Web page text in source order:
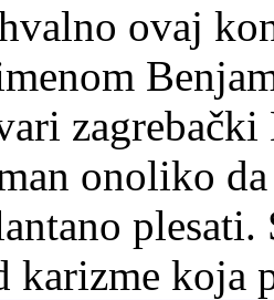
ovaj
onoliko
karizme koja